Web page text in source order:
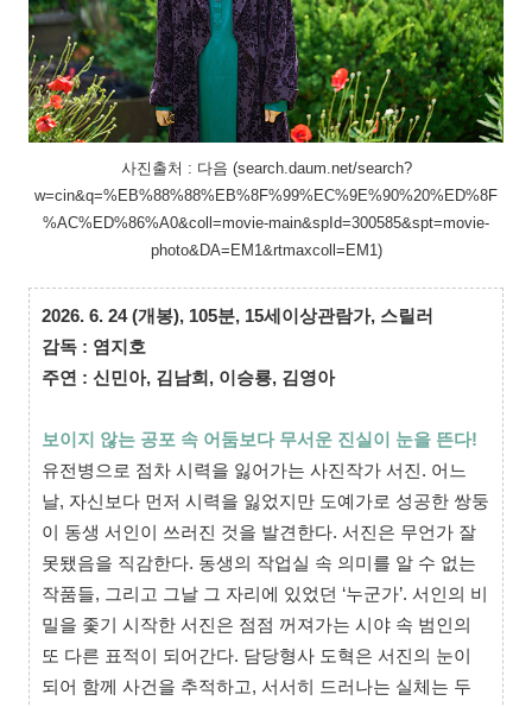
사진출처 : 다음 (search.daum.net/search?
w=cin&q=%EB%88%88%EB%8F%99%EC%9E%90%20%ED%8F
%AC%ED%86%A0&coll=movie-main&spId=300585&spt=movie-
photo&DA=EM1&rtmaxcoll=EM1)
2026. 6. 24 (개봉), 105분, 15세이상관람가, 스릴러
감독 : 염지호
주연 : 신민아, 김남희, 이승룡, 김영아
보이지 않는 공포 속 어둠보다 무서운 진실이 눈을 뜬다!
유전병으로 점차 시력을 잃어가는 사진작가 서진. 어느
날, 자신보다 먼저 시력을 잃었지만 도예가로 성공한 쌍둥
이 동생 서인이 쓰러진 것을 발견한다. 서진은 무언가 잘
못됐음을 직감한다. 동생의 작업실 속 의미를 알 수 없는
작품들, 그리고 그날 그 자리에 있었던 ‘누군가’. 서인의 비
밀을 좇기 시작한 서진은 점점 꺼져가는 시야 속 범인의
또 다른 표적이 되어간다. 담당형사 도혁은 서진의 눈이
되어 함께 사건을 추적하고, 서서히 드러나는 실체는 두